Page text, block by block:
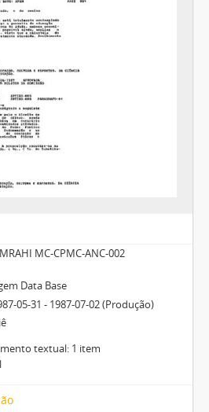
MC-CPMC-ANC-002
Data Base
05-31 - 1987-07-02 (Produção)
textual: 1 item